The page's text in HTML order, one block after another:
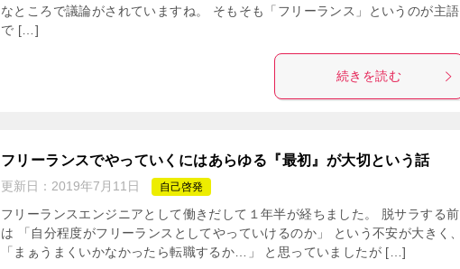
なところで議論がされていますね。 そもそも「フリーランス」というのが主語
で […]
続きを読む
フリーランスでやっていくにはあらゆる『最初』が大切という話
更新日： 2019年7月11日 自己啓発
フリーランスエンジニアとして働きだして１年半が経ちました。 脱サラする前
は 「自分程度がフリーランスとしてやっていけるのか」 という不安が大きく、
「まぁうまくいかなかったら転職するか…」 と思っていましたが […]